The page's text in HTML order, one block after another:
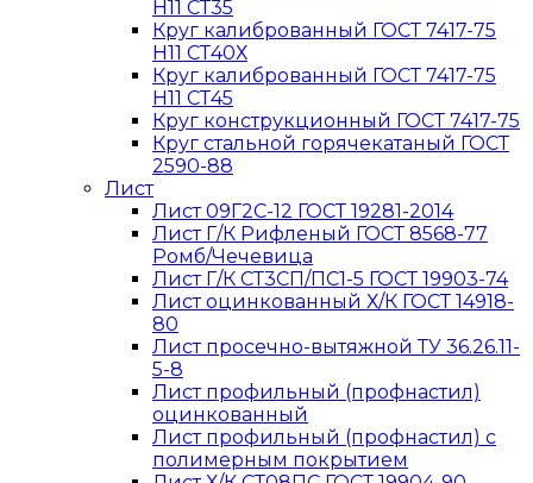
H11 СТ35
Круг калиброванный ГОСТ 7417-75
H11 СТ40Х
Круг калиброванный ГОСТ 7417-75
H11 СТ45
Круг конструкционный ГОСТ 7417-75
Круг стальной горячекатаный ГОСТ
2590-88
Лист
Лист 09Г2С-12 ГОСТ 19281-2014
Лист Г/К Рифленый ГОСТ 8568-77
Ромб/Чечевица
Лист Г/К СТ3СП/ПС1-5 ГОСТ 19903-74
Лист оцинкованный Х/К ГОСТ 14918-
80
Лист просечно-вытяжной ТУ 36.26.11-
5-8
Лист профильный (профнастил)
оцинкованный
Лист профильный (профнастил) с
полимерным покрытием